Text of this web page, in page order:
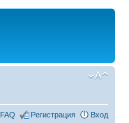
FAQ Регистрация Вход